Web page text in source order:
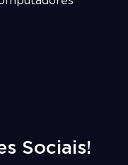
Sociais!